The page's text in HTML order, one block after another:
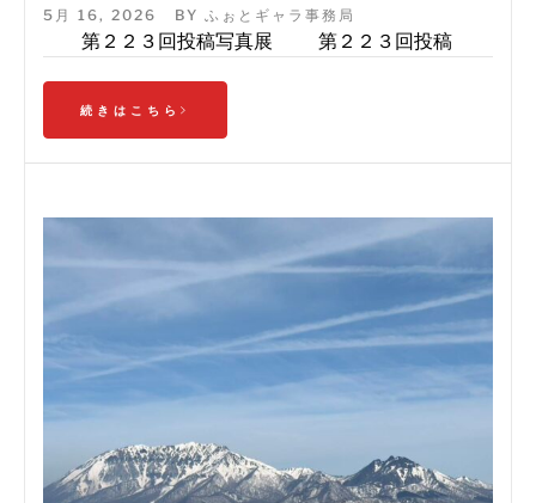
5月 16, 2026 BY ふぉとギャラ事務局
第２２３回投稿写真展 第２２３回投稿
続きはこちら